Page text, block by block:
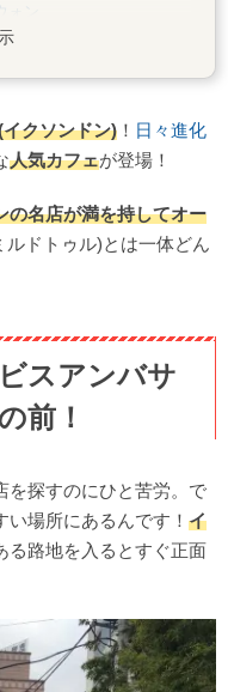
ン
스 카페 6,000ウォン
드8,000ウォン
브3,000ウォン
ープン！Café Aalto
クソンドン) ！ 日々進化
人気カフェが登場！
の名店が満を持してオー
ルドトゥル)とは一体どん
スアンバサ
前！
を探すのにひと苦労。で
場所にあるんです！ イ
る路地を入るとすぐ正面